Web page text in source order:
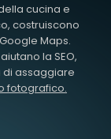
cucina e
costruiscono
Maps.
la SEO,
di assaggiare
fotografico.